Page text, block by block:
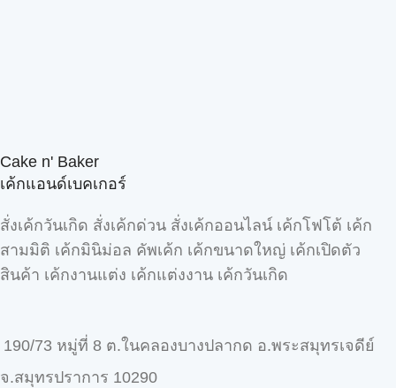
Cake n' Baker
เค้กแอนด์เบคเกอร์
สั่งเค้กวันเกิด สั่งเค้กด่วน สั่งเค้กออนไลน์ เค้กโฟโต้ เค้ก
สามมิติ เค้กมินิม่อล คัพเค้ก เค้กขนาดใหญ่ เค้กเปิดตัว
สินค้า เค้กงานแต่ง เค้กแต่งงาน เค้กวันเกิด
190/73 หมู่ที่ 8 ต.ในคลองบางปลากด อ.พระสมุทรเจดีย์
จ.สมุทรปราการ 10290